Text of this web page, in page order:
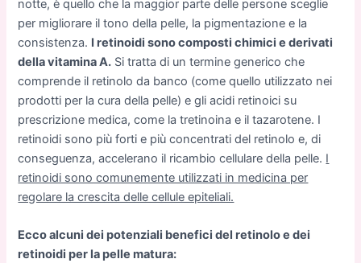
notte, è quello che la maggior parte delle persone sceglie
per migliorare il tono della pelle, la pigmentazione e la
consistenza. I retinoidi sono composti chimici e derivati
della vitamina A. Si tratta di un termine generico che
comprende il retinolo da banco (come quello utilizzato nei
prodotti per la cura della pelle) e gli acidi retinoici su
prescrizione medica, come la tretinoina e il tazarotene. I
retinoidi sono più forti e più concentrati del retinolo e, di
conseguenza, accelerano il ricambio cellulare della pelle. I
retinoidi sono comunemente utilizzati in medicina per
regolare la crescita delle cellule epiteliali.
Ecco alcuni dei potenziali benefici del retinolo e dei
retinoidi per la pelle matura: